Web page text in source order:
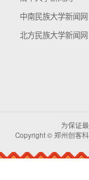
中南民族大学新闻网
北方民族大学新闻网
为保证
Copyright © 郑州创客